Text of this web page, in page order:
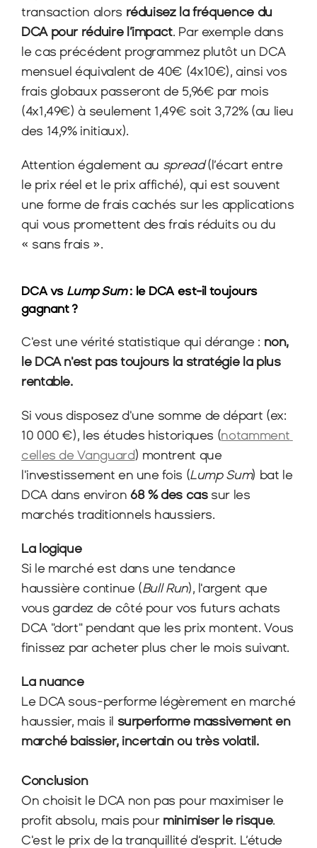
transaction alors réduisez la fréquence du
DCA pour réduire l’impact. Par exemple dans
le cas précédent programmez plutôt un DCA
mensuel équivalent de 40€ (4x10€), ainsi vos
frais globaux passeront de 5,96€ par mois
(4x1,49€) à seulement 1,49€ soit 3,72% (au lieu
des 14,9% initiaux).
Attention également au spread (l’écart entre
le prix réel et le prix affiché), qui est souvent
une forme de frais cachés sur les applications
qui vous promettent des frais réduits ou du
« sans frais ».
DCA vs Lump Sum : le DCA est-il toujours
gagnant ?
C'est une vérité statistique qui dérange : non,
le DCA n'est pas toujours la stratégie la plus
rentable.
Si vous disposez d'une somme de départ (ex:
10 000 €), les études historiques (notamment
celles de Vanguard) montrent que
l'investissement en une fois (Lump Sum) bat le
DCA dans environ 68 % des cas sur les
marchés traditionnels haussiers.
La logique
Si le marché est dans une tendance
haussière continue (Bull Run), l'argent que
vous gardez de côté pour vos futurs achats
DCA "dort" pendant que les prix montent. Vous
finissez par acheter plus cher le mois suivant.
La nuance
Le DCA sous-performe légèrement en marché
haussier, mais il surperforme massivement en
marché baissier, incertain ou très volatil.
Conclusion
On choisit le DCA non pas pour maximiser le
profit absolu, mais pour minimiser le risque.
C'est le prix de la tranquillité d’esprit. L’étude